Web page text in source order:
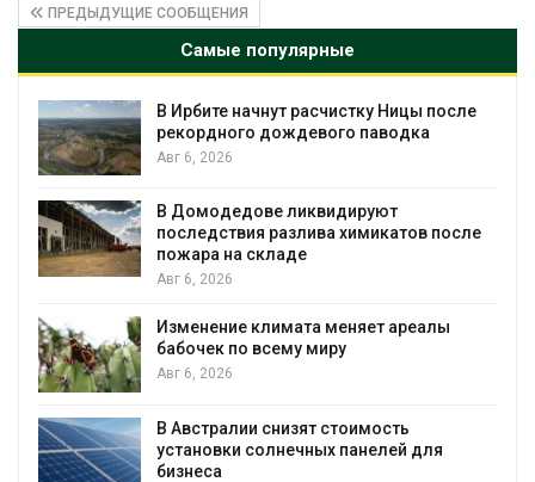
ПРЕДЫДУЩИЕ СООБЩЕНИЯ
Самые популярные
расчистку Ницы после
дождевого паводка
ликвидируют
разлива химикатов после
складе
климата меняет ареалы
всему миру
снизят стоимость
солнечных панелей для
Суд запретил
для охраны
климата»:
Стартовал
Омская
рублей на